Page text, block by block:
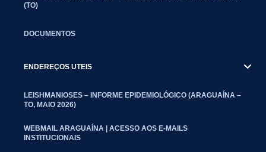
(TO)
DOCUMENTOS
ENDEREÇOS UTEIS
LEISHMANIOSES – INFORME EPIDEMIOLÓGICO (ARAGUAÍNA –
TO, MAIO 2026)
WEBMAIL ARAGUAÍNA | ACESSO AOS E-MAILS
INSTITUCIONAIS